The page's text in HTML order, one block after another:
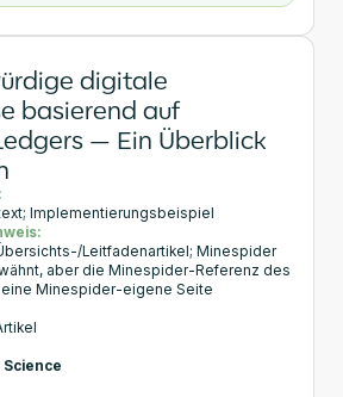
digitale
basierend auf
— Ein Überblick
Implementierungsbeispiel
Leitfadenartikel; Minespider
aber die Minespider-Referenz des
Minespider-eigene Seite